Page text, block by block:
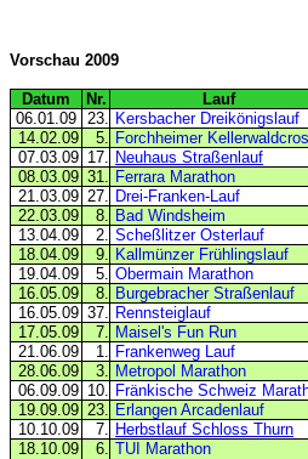
Vorschau 2009
Datum Nr. Lauf
06.01.09 23. Kersbacher Dreikönigslauf
14.02.09
5. Forchheimer
07.03.09 17. Neuhaus Straßenlauf
08.03.09 31. Ferrara Marathon
21.03.09 27. Drei-Franken-Lauf
22.03.09
8. Bad Windsheim
13.04.09
2. Scheßlitzer Osterlauf
18.04.09
9. Kallmünzer Frühlingslauf
19.04.09
5. Obermain Marathon
16.05.09
8. Burgebracher Straßenlauf
16.05.09 37. Rennsteiglauf
17.05.09
7. Maisel's Fun Run
21.06.09
1. Frankenweg Lauf
28.06.09 3. Metropol Marathon
06.09.09 10. Fränkische Schweiz
19.09.09 23. Erlangen Arcadenlauf
10.10.09
7. Herbstlauf Schloss Thurn
18.10.09
6. TUI Marathon